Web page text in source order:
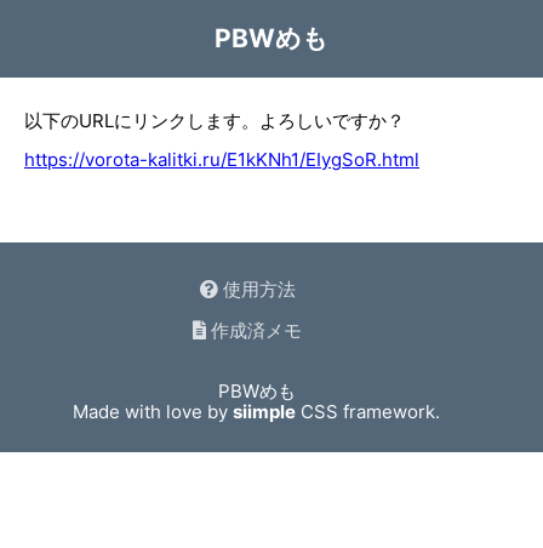
PBWめも
以下のURLにリンクします。よろしいですか？
https://vorota-kalitki.ru/E1kKNh1/EIygSoR.html
使用方法
作成済メモ
PBWめも
Made with love bysiimple CSS framework.